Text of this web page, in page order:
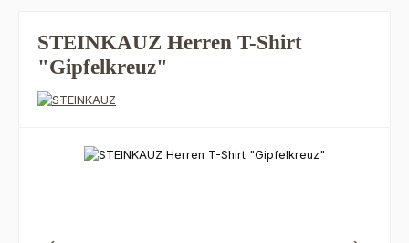
STEINKAUZ Herren T-Shirt
"Gipfelkreuz"
Bildergalerie überspringen